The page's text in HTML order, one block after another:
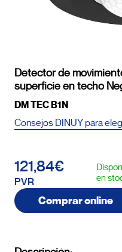
Detector de
superficie en techo
DM TEC B1N
Consejos DINUY para
121,84€
PVR
en
Comprar online